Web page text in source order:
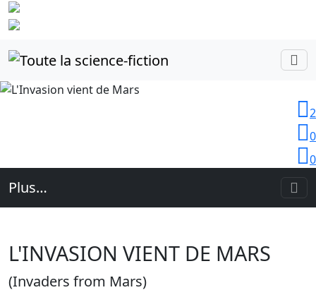
2
0
0
Plus…
L'INVASION VIENT DE MARS
(Invaders from Mars)